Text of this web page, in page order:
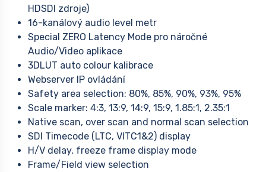
HDSDI zdroje)
16-kanálový audio level metr
Special ZERO Latency Mode pro náročné
Audio/Video aplikace
3DLUT auto colour kalibrace
Webserver IP ovládání
Safety area selection: 80%, 85%, 90%, 93%, 95%
Scale marker: 4:3, 13:9, 14:9, 15:9, 1.85:1, 2.35:1
Native scan, over scan and normal scan selection
SDI Timecode (LTC, VITC1&2) display
H/V delay, freeze frame display mode
Frame/Field view selection